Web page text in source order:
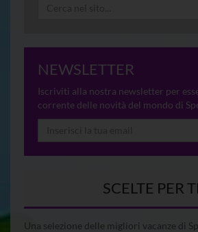
NEWSLETTER
Iscriviti alla nostra newsletter per
corrente delle novità del mondo di
SCELTE PER
Una selezione delle migliori vacanze di